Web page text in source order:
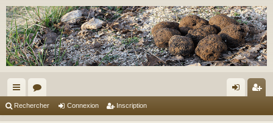
ac or
Rechercher Connexion Inscription